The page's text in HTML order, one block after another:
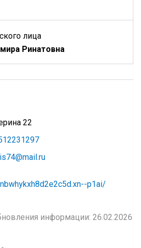
лица
Ринатовна
22
p1ai/
информации: 26.02.2026